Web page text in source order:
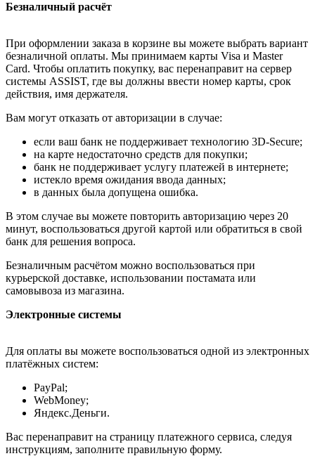
Безналичный расчёт
При оформлении заказа в корзине вы можете выбрать вариант
безналичной оплаты. Мы принимаем карты Visa и Master
Card. Чтобы оплатить покупку, вас перенаправит на сервер
системы ASSIST, где вы должны ввести номер карты, срок
действия, имя держателя.
Вам могут отказать от авторизации в случае:
если ваш банк не поддерживает технологию 3D-Secure;
на карте недостаточно средств для покупки;
банк не поддерживает услугу платежей в интернете;
истекло время ожидания ввода данных;
в данных была допущена ошибка.
В этом случае вы можете повторить авторизацию через 20
минут, воспользоваться другой картой или обратиться в свой
банк для решения вопроса.
Безналичным расчётом можно воспользоваться при
курьерской доставке, использовании постамата или
самовывоза из магазина.
Электронные системы
Для оплаты вы можете воспользоваться одной из электронных
платёжных систем:
PayPal;
WebMoney;
Яндекс.Деньги.
Вас перенаправит на страницу платежного сервиса, следуя
инструкциям, заполните правильную форму.